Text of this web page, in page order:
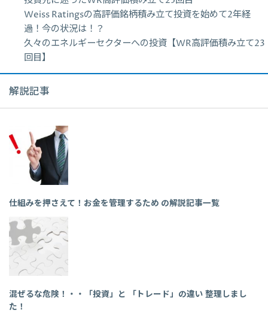
Weiss Ratingsの高評価銘柄積み立て投資を始めて2年経
過！今の状況は！？
久々のエネルギーセクターへの投資【WR高評価積み立て23
回目】
解説記事
仕組みを押さえて！お金を管理するため の解説記事一覧
混ぜるな危険！・・「投資」と 「トレード」の違い 整理しまし
た！